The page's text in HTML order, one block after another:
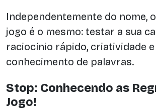
Independentemente do nome,
jogo é o mesmo: testar a sua
raciocínio rápido, criatividade e
conhecimento de palavras.
Stop: Conhecendo as
Jogo!